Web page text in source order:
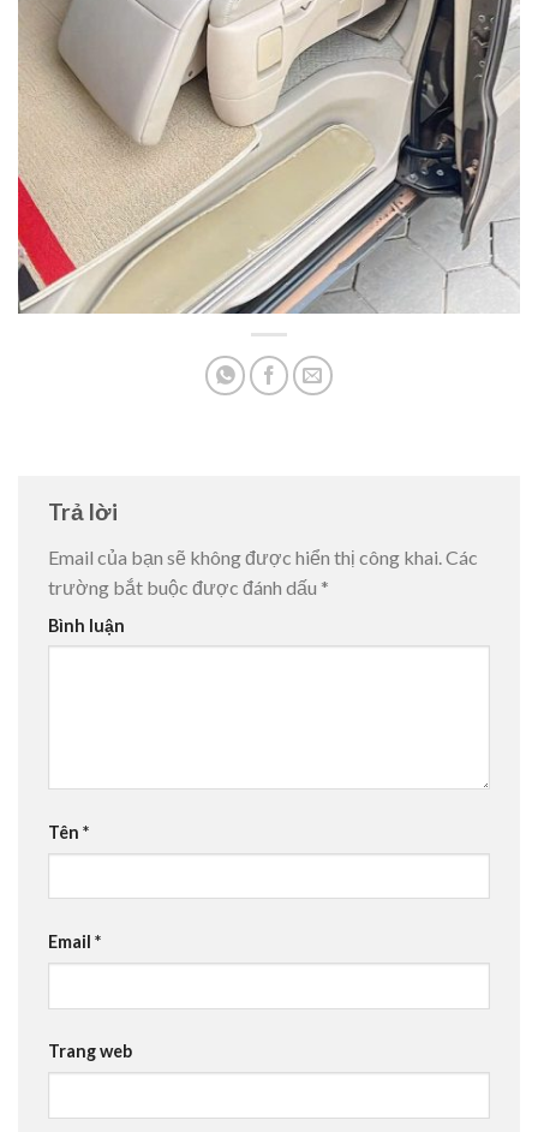
Trả lời
Email của bạn sẽ không được hiển thị công khai. Các
trường bắt buộc được đánh dấu *
Bình luận
Tên *
Email *
Trang web